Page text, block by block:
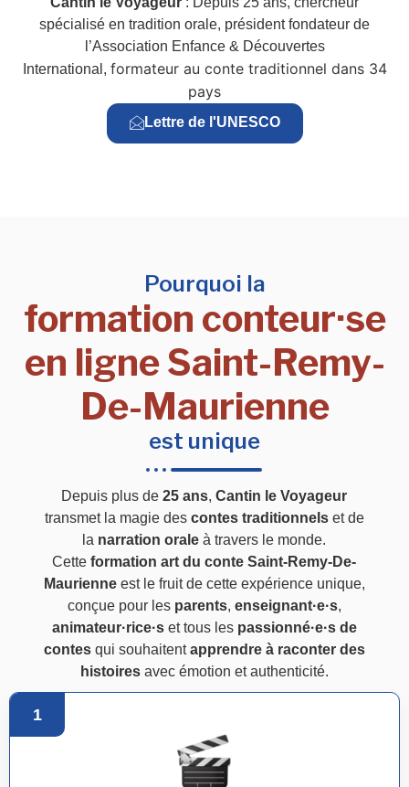
spécialisé en tradition orale, président fondateur de
l’Association Enfance & Découvertes
International, formateur au conte traditionnel dans 34
pays
Lettre de l'UNESCO
Pourquoi la
formation conteur·se
en ligne Saint-Remy-
De-Maurienne
est unique
Depuis plus de25 ans,Cantin le Voyageur
transmet la magie des contes traditionnelset de
la narration orale à travers le monde.
Cetteformation art du conte Saint-Remy-De-
Maurienneest le fruit de cette expérience unique,
conçue pour les parents, enseignant·e·s,
animateur·rice·set tous les passionné·e·s de
contesqui souhaitentapprendre à raconter des
histoiresavec émotion et authenticité.
1